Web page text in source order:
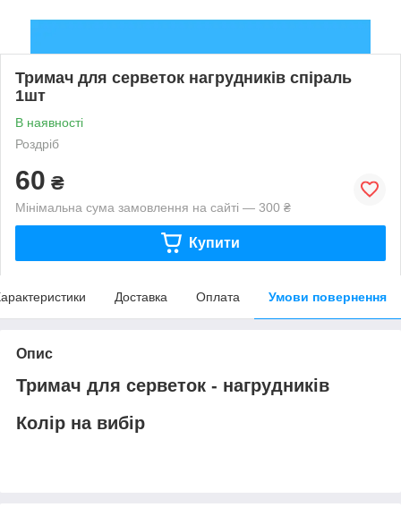
Тримач для серветок нагрудників спіраль
1шт
В наявності
Роздріб
60 ₴
Мінімальна сума замовлення на сайті — 300 ₴
Купити
Доставка Оплата Умови повернення
Опис
Тримач для серветок - нагрудників
Колір на вибір